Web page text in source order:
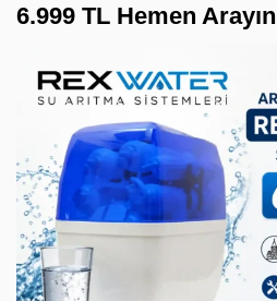
6.999 TL Hemen Arayın